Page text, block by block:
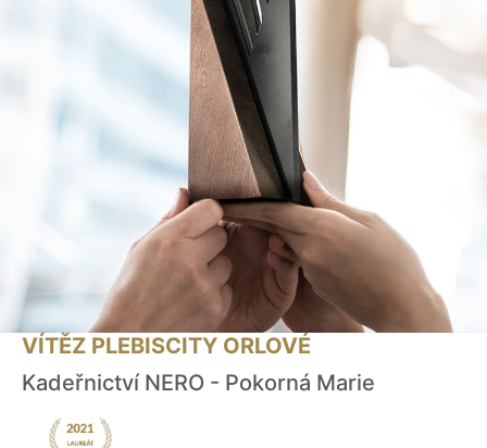
VÍTĚZ PLEBISCITY ORLOVÉ
Kadeřnictví NERO - Pokorná Marie